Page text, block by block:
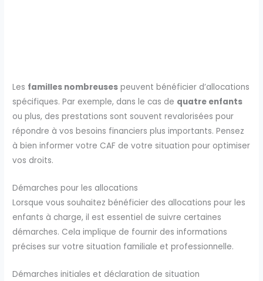
Les familles nombreuses peuvent bénéficier d’allocations
spécifiques. Par exemple, dans le cas de quatre enfants
ou plus, des prestations sont souvent revalorisées pour
répondre à vos besoins financiers plus importants. Pensez
à bien informer votre CAF de votre situation pour optimiser
vos droits.
Démarches pour les allocations
Lorsque vous souhaitez bénéficier des allocations pour les
enfants à charge, il est essentiel de suivre certaines
démarches. Cela implique de fournir des informations
précises sur votre situation familiale et professionnelle.
Démarches initiales et déclaration de situation